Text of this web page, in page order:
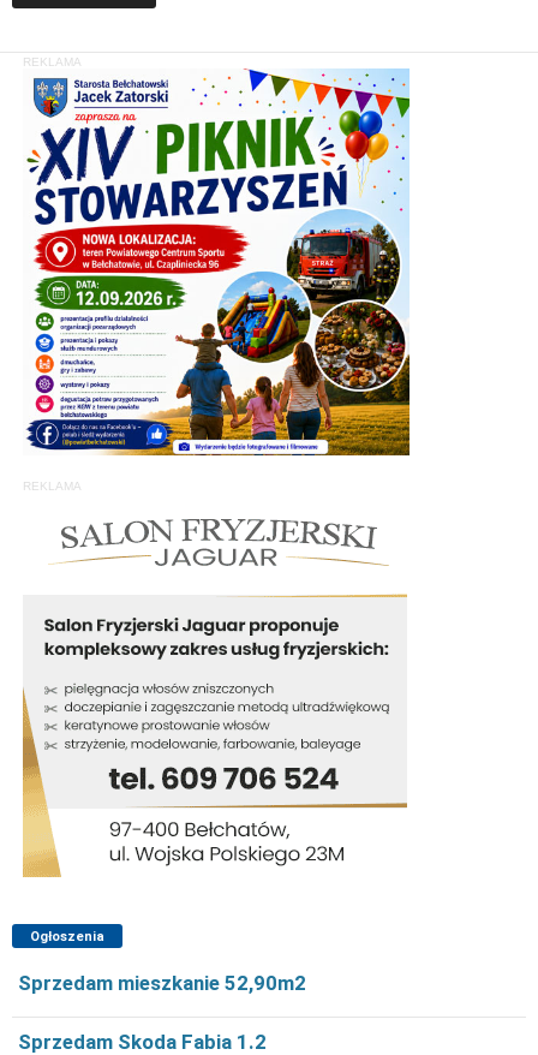
REKLAMA
REKLAMA
Ogłoszenia
Sprzedam mieszkanie 52,90m2
Sprzedam Skoda Fabia 1.2